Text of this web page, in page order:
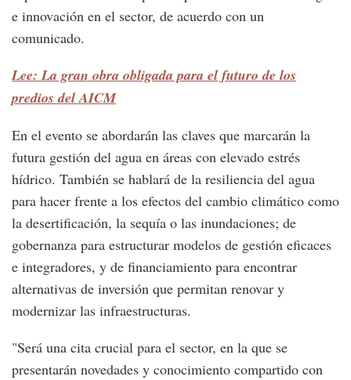
e innovación en el sector, de acuerdo con un
comunicado.
Lee: La gran obra obligada para el futuro de los
predios del AICM
En el evento se abordarán las claves que marcarán la
futura gestión del agua en áreas con elevado estrés
hídrico. También se hablará de la resiliencia del agua
para hacer frente a los efectos del cambio climático como
la desertificación, la sequía o las inundaciones; de
gobernanza para estructurar modelos de gestión eficaces
e integradores, y de financiamiento para encontrar
alternativas de inversión que permitan renovar y
modernizar las infraestructuras.
"Será una cita crucial para el sector, en la que se
presentarán novedades y conocimiento compartido con